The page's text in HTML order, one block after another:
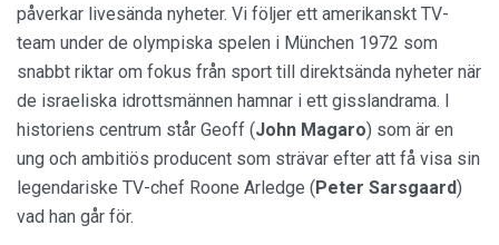
påverkar livesända nyheter. Vi följer ett amerikanskt TV-
team under de olympiska spelen i München 1972 som
snabbt riktar om fokus från sport till direktsända nyheter när
de israeliska idrottsmännen hamnar i ett gisslandrama. I
historiens centrum står Geoff (John Magaro) som är en
ung och ambitiös producent som strävar efter att få visa sin
legendariske TV-chef Roone Arledge ( Peter Sarsgaard)
vad han går för.